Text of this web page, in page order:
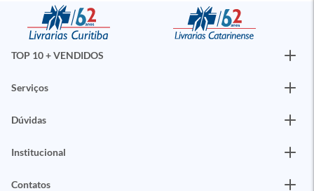
TOP 10 + VENDIDOS
Serviços
Dúvidas
Institucional
Contatos